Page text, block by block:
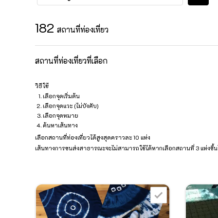
182 สถานที่ท่องเที่ยว
สถานที่ท่องเที่ยวที่เลือก
วิธีใช้
เลือกจุดเริ่มต้น
เลือกจุดแวะ (ไม่บังคับ)
เลือกจุดหมาย
ค้นหาเส้นทาง
เลือกสถานที่ท่องเที่ยวได้สูงสุดคราวละ 10 แห่ง
เส้นทางการขนส่งสาธารณะจะไม่สามารถใช้ได้หากเลือกสถานที่ 3 แห่งขึ้